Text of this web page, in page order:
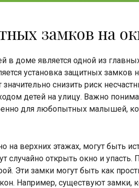
замков на
в доме является одной из
установка защитных замков
снизить риск
детей на улицу. Важно
для любопытных малышей,
на верхних этажах, могут быть
случайно открыть окно и
Эти замки могут быть как
Например, существуют